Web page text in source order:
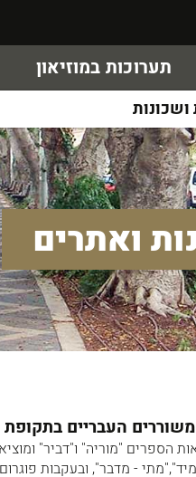
ושכונות
תערוכות במוזיאון
ואתרים
"אל הציפור" 1891. מיסד הוצאות הספרים "מוריה"